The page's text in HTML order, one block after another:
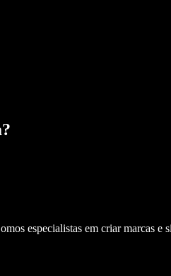
?
especialistas em criar marcas e